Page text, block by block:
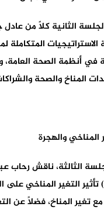
في أنظمة الصحة العامة،
المناخ والصحة
تأثير التغير المناخي
تغير المناخ، فضلاً عن